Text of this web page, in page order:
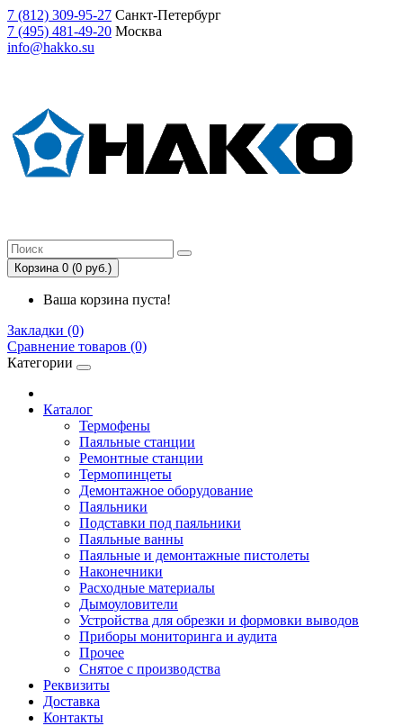
7 (812) 309-95-27 Санкт-Петербург
7 (495) 481-49-20 Москва
info@hakko.su
Корзина 0 (0 руб.)
Ваша корзина пуста!
Закладки (0)
Сравнение товаров (0)
Категории
Каталог
Термофены
Паяльные станции
Ремонтные станции
Термопинцеты
Демонтажное оборудование
Паяльники
Подставки под паяльники
Паяльные ванны
Паяльные и демонтажные пистолеты
Наконечники
Расходные материалы
Дымоуловители
Устройства для обрезки и формовки выводов
Приборы мониторинга и аудита
Прочее
Снятое с производства
Реквизиты
Доставка
Контакты